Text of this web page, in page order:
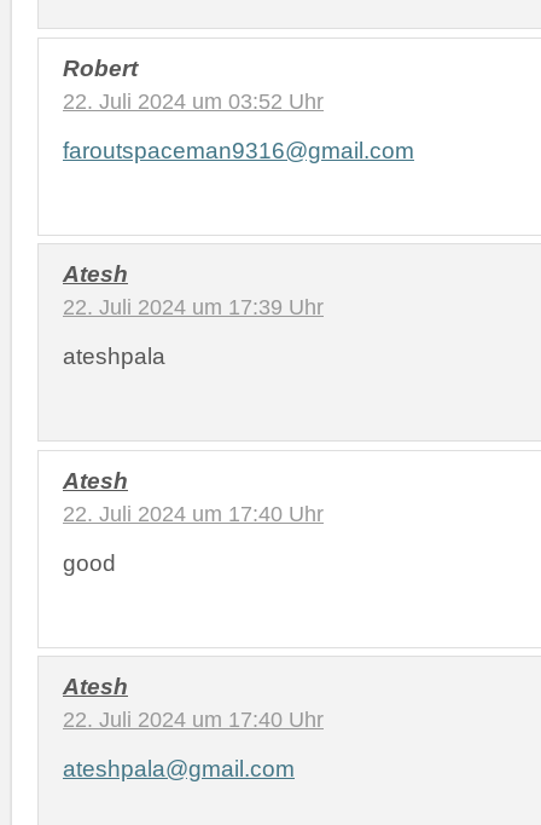
Robert
22. Juli 2024 um 03:52 Uhr
faroutspaceman9316@gmail.com
Atesh
22. Juli 2024 um 17:39 Uhr
ateshpala
Atesh
22. Juli 2024 um 17:40 Uhr
good
Atesh
22. Juli 2024 um 17:40 Uhr
ateshpala@gmail.com